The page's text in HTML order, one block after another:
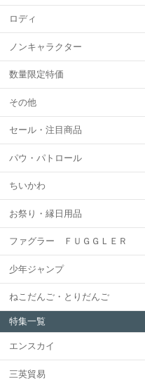
ロディ
ノンキャラクター
数量限定特価
その他
セール・注目商品
パウ・パトロール
ちいかわ
お祭り・縁日用品
ファグラー ＦＵＧＧＬＥＲ
少年ジャンプ
ねこだんご・とりだんご
特集一覧
エンスカイ
三英貿易